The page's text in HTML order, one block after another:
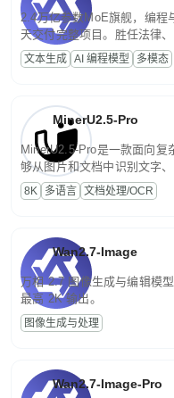
2.4万亿参数MoE旗舰，编程
天交付完整项目。胜任法律
话端到端交付生产级成果。
程，支持超长文档与长视频
文本生成 AI 编程模型 多模态
MinerU2.5-Pro
MinerU2.5-Pro是一款面向
够从图片和文档中识别文字
为便于存储、检索和二次处理
8K 多语言 文档处理/OCR
Wan2.7-Image
万相 2.7 图像生成与编辑模
最高 2K 输出。
图像生成与处理
Wan2.7-Image-Pro